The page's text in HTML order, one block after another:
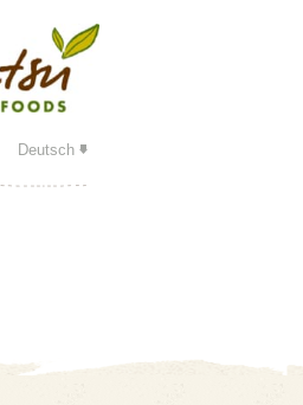
Deutsch